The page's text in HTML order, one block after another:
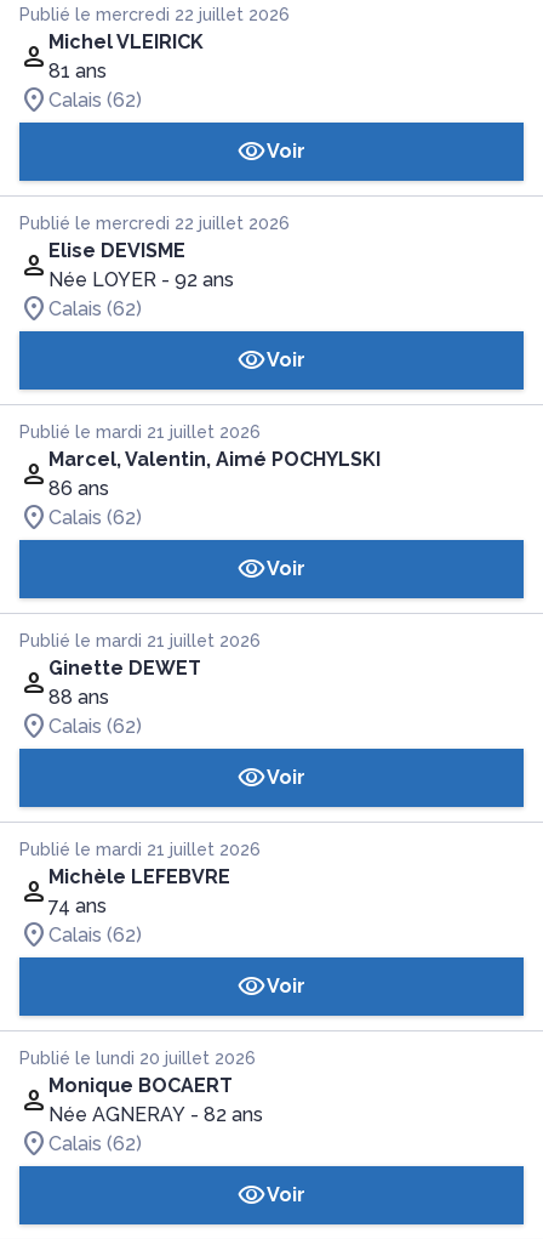
Publié le mercredi 22 juillet 2026
Michel VLEIRICK
81 ans
Calais (62)
Voir
Publié le mercredi 22 juillet 2026
Elise DEVISME
Née LOYER - 92 ans
Calais (62)
Voir
Publié le mardi 21 juillet 2026
Marcel, Valentin, Aimé POCHYLSKI
86 ans
Calais (62)
Voir
Publié le mardi 21 juillet 2026
Ginette DEWET
88 ans
Calais (62)
Voir
Publié le mardi 21 juillet 2026
Michèle LEFEBVRE
74 ans
Calais (62)
Voir
Publié le lundi 20 juillet 2026
Monique BOCAERT
Née AGNERAY - 82 ans
Calais (62)
Voir